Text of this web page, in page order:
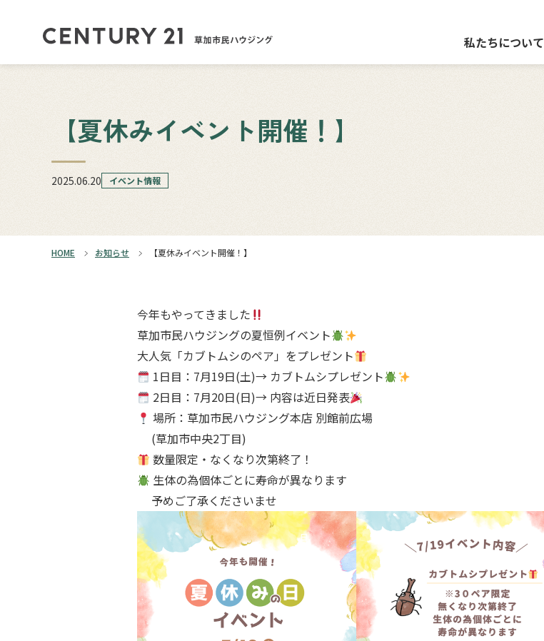
私たちについて
【夏休みイベント開催！】
2025.06.20 イベント情報
HOME お知らせ 【夏休みイベント開催！】
今年もやってきました
草加市民ハウジングの夏恒例イベント
大人気「カブトムシのペア」をプレゼント
1日目：7月19日(土)→ カブトムシプレゼント
2日目：7月20日(日)→ 内容は近日発表
場所：草加市民ハウジング本店 別館前広場
(草加市中央2丁目)
数量限定・なくなり次第終了！
生体の為個体ごとに寿命が異なります
予めご了承くださいませ